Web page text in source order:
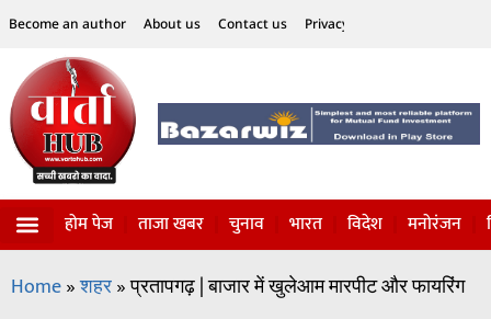
Become an author About us Contact us Privacy Policy
होम पेज ताजा खबर चुनाव भारत विदेश मनोरंजन
Home»शहर»प्रतापगढ़ | बाजार में खुलेआम मारपीट और फायरिंग